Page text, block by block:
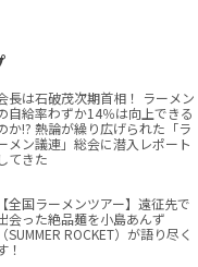
長は石破茂次期首相！ ラーメン
自給率わずか14％は向上できる
か!? 熱論が繰り広げられた「ラ
メン議連」総会に潜入レポート
してきた
【全国ラーメンツアー】遠征先で
会った絶品麺を小島あんず
（SUMMER ROCKET）が語り尽く
！